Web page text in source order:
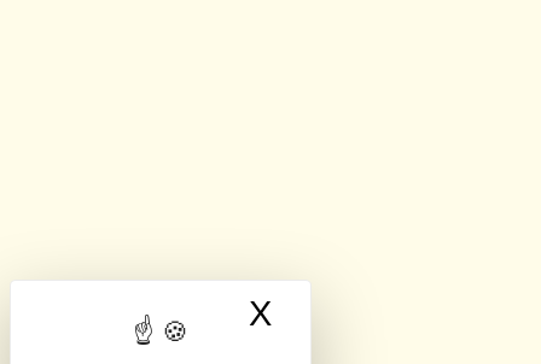
X